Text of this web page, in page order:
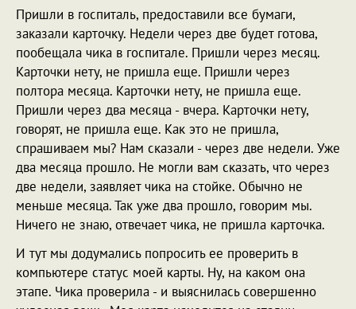
Пришли в госпиталь, предоставили все бумаги,
заказали карточку. Недели через две будет готова,
пообещала чика в госпитале. Пришли через месяц.
Карточки нету, не пришла еще. Пришли через
полтора месяца. Карточки нету, не пришла еще.
Пришли через два месяца - вчера. Карточки нету,
говорят, не пришла еще. Как это не пришла,
спрашиваем мы? Нам сказали - через две недели. Уже
два месяца прошло. Не могли вам сказать, что через
две недели, заявляет чика на стойке. Обычно не
меньше месяца. Так уже два прошло, говорим мы.
Ничего не знаю, отвечает чика, не пришла карточка.
И тут мы додумались попросить ее проверить в
компьютере статус моей карты. Ну, на каком она
этапе. Чика проверила - и выяснилась совершенно